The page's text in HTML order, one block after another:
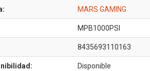
MARS GAMING
MPB1000PSI
8435693110163
Disponible